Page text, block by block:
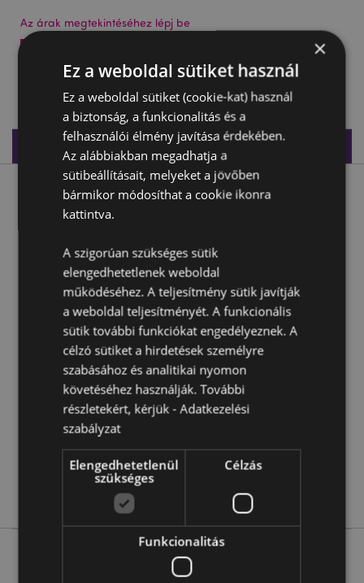
Az árak megtekintéséhez lépj be
Termékleírás
Termékleírás
Anyaga:Rézina
Termékjellemzők
További
Információ
Magasság 10cm Szélesség 6cm Vastagság 5cm
5055071511639
72
0.204000
Nem
Nem
Nem
Sötét Legendák
×
Ez a weboldal sütiket használ
Ez a weboldal sütiket (cookie-kat) használ
a biztonság, a funkcionalitás és a
felhasználói élmény javítása érdekében.
Az alábbiakban megadhatja a
sütibeállításait, melyeket a jövőben
bármikor módosíthat a cookie ikonra
kattintva.
A szigorúan szükséges sütik
elengedhetetlenek weboldal
működéséhez. A teljesítmény sütik javítják
a weboldal teljesítményét. A funkcionális
sütik további funkciókat engedélyeznek. A
célzó sütiket a hirdetések személyre
szabásához és analitikai nyomon
követéséhez használják. További
részletekért, kérjük -Adatkezelési
szabályzat
Elengedhetetlenül
szükséges
Célzás
Funkcionalitás